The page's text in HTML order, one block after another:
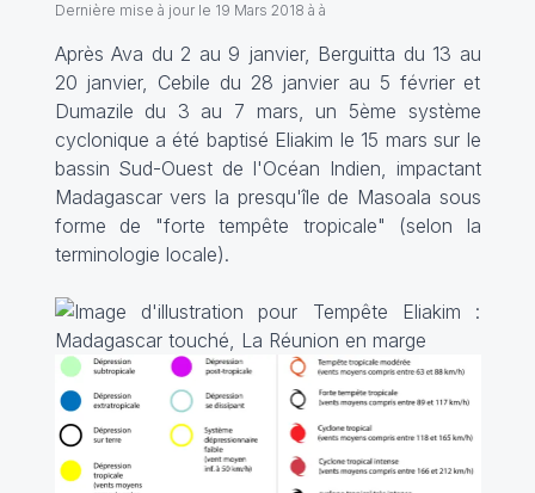
Dernière mise à jour le 19 Mars 2018 à à
Après Ava du 2 au 9 janvier, Berguitta du 13 au
20 janvier, Cebile du 28 janvier au 5 février et
Dumazile du 3 au 7 mars, un 5ème système
cyclonique a été baptisé Eliakim le 15 mars sur le
bassin Sud-Ouest de l'Océan Indien, impactant
Madagascar vers la presqu'île de Masoala sous
forme de "forte tempête tropicale" (selon la
terminologie locale).